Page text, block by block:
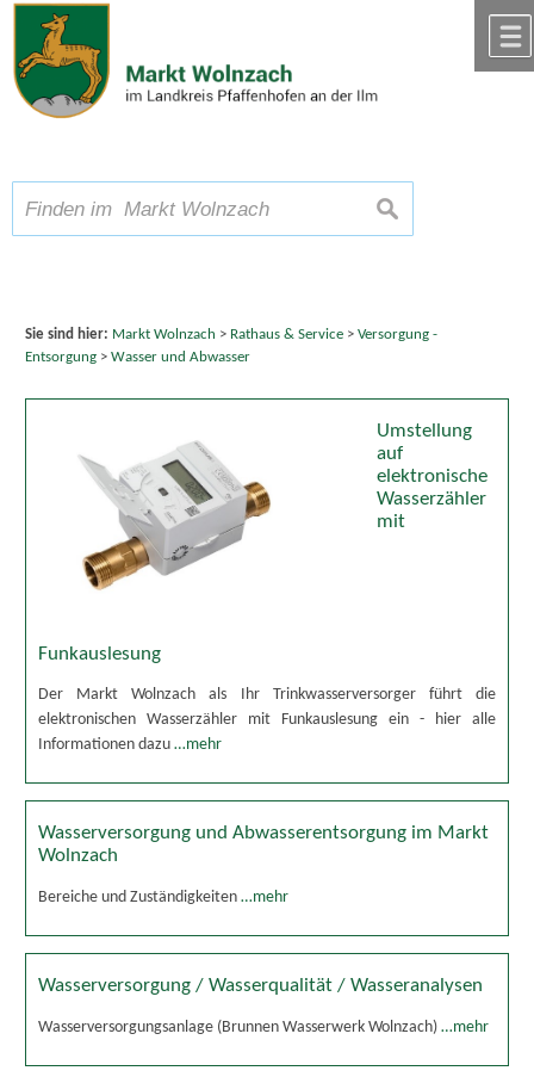
Zum Inhalt,zur Navigation
Schriftgröße A A A suchen
Sie sind hier: Markt Wolnzach > Rathaus & Service> Versorgung -
Entsorgung> Wasser und Abwasser
Umstellung
auf
elektronische
Wasserzähler
mit
Funkauslesung
Der Markt Wolnzach als Ihr Trinkwasserversorger führt die
elektronischen Wasserzähler mit Funkauslesung ein - hier alle
Informationen dazu …mehr
Wasserversorgung und Abwasserentsorgung im Markt
Wolnzach
Bereiche und Zuständigkeiten …mehr
Wasserversorgung / Wasserqualität / Wasseranalysen
Wasserversorgungsanlage (Brunnen Wasserwerk Wolnzach) …mehr